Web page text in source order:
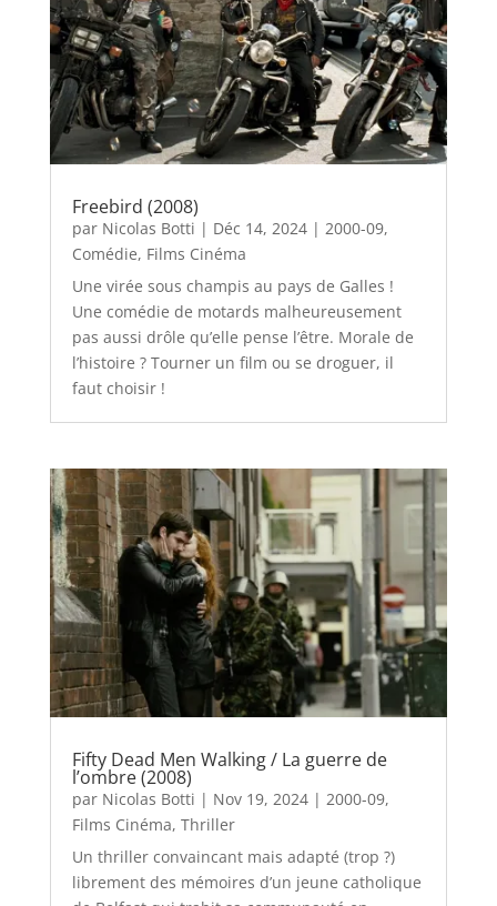
Freebird (2008)
par Nicolas Botti | Déc 14, 2024| 2000-09,
Comédie, Films Cinéma
Une virée sous champis au pays de Galles !
Une comédie de motards malheureusement
pas aussi drôle qu’elle pense l’être. Morale de
l’histoire ? Tourner un film ou se droguer, il
faut choisir !
Fifty Dead Men Walking / La guerre de
l’ombre (2008)
par Nicolas Botti | Nov 19, 2024| 2000-09,
Films Cinéma, Thriller
Un thriller convaincant mais adapté (trop ?)
librement des mémoires d’un jeune catholique